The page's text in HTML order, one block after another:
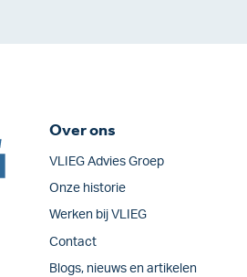
Over ons
VLIEG Advies Groep
Onze historie
Werken bij VLIEG
Contact
Blogs, nieuws en artikelen